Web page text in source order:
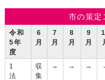
市の策定
令和
5年
度
6
月
7
月
8
月
9
月
1
法
収
集
→ → →